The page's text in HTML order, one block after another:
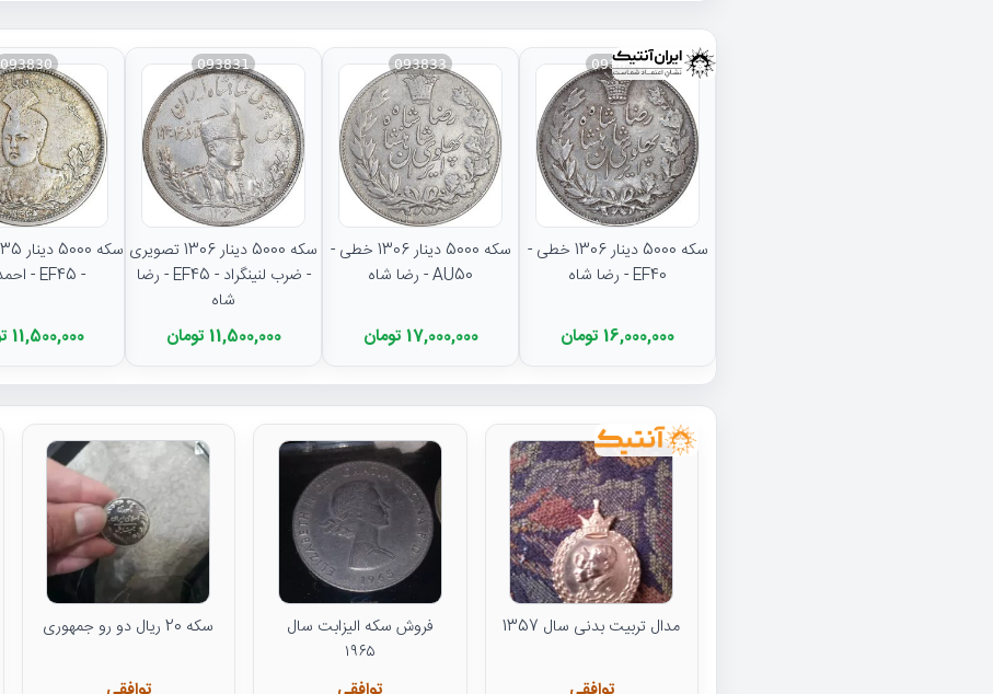
093834
سکه 5000 دینار 1306 خطی -
EF40 - رضا شاه
16,000,000 تومان
093833
سکه 5000 دینار 1306 خطی -
AU50 - رضا شاه
17,000,000 تومان
093831
سکه 5000 دینار 1306 تصویری
- ضرب لنینگراد - EF45 - رضا
شاه
11,500,000 تومان
093830
- EF45 - احمد شاه
11,500,000 تومان
مدال تربیت بدنی سال 1357
فروش سکه الیزابت سال
۱۹۶۵
سکه 20 ریال دو رو جمهوری